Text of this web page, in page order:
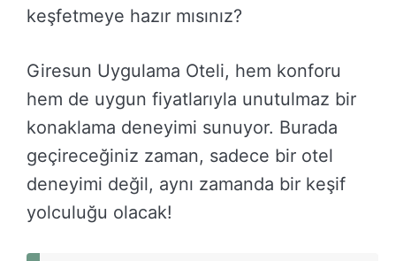
keşfetmeye hazır mısınız?
Giresun Uygulama Oteli, hem konforu
hem de uygun fiyatlarıyla unutulmaz bir
konaklama deneyimi sunuyor. Burada
geçireceğiniz zaman, sadece bir otel
deneyimi değil, aynı zamanda bir keşif
yolculuğu olacak!